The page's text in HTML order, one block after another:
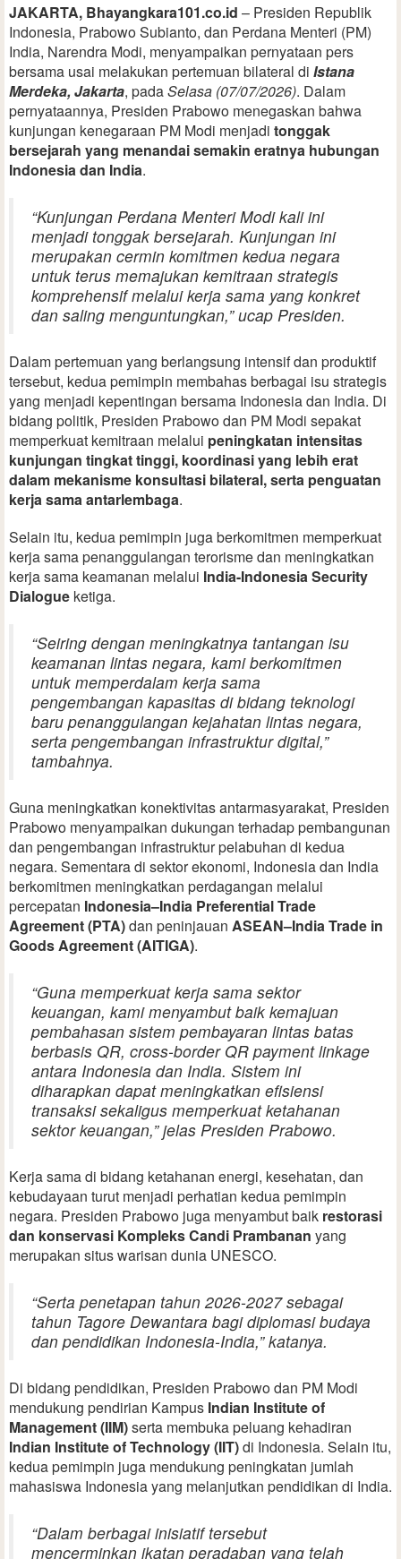
JAKARTA, Bhayangkara101.co.id – Presiden Republik
Indonesia, Prabowo Subianto, dan Perdana Menteri (PM)
India, Narendra Modi, menyampaikan pernyataan pers
bersama usai melakukan pertemuan bilateral di Istana
Merdeka, Jakarta, padaSelasa (07/07/2026). Dalam
pernyataannya, Presiden Prabowo menegaskan bahwa
kunjungan kenegaraan PM Modi menjadi tonggak
bersejarah yang menandai semakin eratnya hubungan
Indonesia dan India.
“Kunjungan Perdana Menteri Modi kali ini
menjadi tonggak bersejarah. Kunjungan ini
merupakan cermin komitmen kedua negara
untuk terus memajukan kemitraan strategis
komprehensif melalui kerja sama yang konkret
dan saling menguntungkan,” ucap Presiden.
Dalam pertemuan yang berlangsung intensif dan produktif
tersebut, kedua pemimpin membahas berbagai isu strategis
yang menjadi kepentingan bersama Indonesia dan India. Di
bidang politik, Presiden Prabowo dan PM Modi sepakat
memperkuat kemitraan melalui peningkatan intensitas
kunjungan tingkat tinggi, koordinasi yang lebih erat
dalam mekanisme konsultasi bilateral, serta penguatan
kerja sama antarlembaga.
Selain itu, kedua pemimpin juga berkomitmen memperkuat
kerja sama penanggulangan terorisme dan meningkatkan
kerja sama keamanan melalui India-Indonesia Security
Dialogue ketiga.
“Seiring dengan meningkatnya tantangan isu
keamanan lintas negara, kami berkomitmen
untuk memperdalam kerja sama
pengembangan kapasitas di bidang teknologi
baru penanggulangan kejahatan lintas negara,
serta pengembangan infrastruktur digital,”
tambahnya.
Guna meningkatkan konektivitas antarmasyarakat, Presiden
Prabowo menyampaikan dukungan terhadap pembangunan
dan pengembangan infrastruktur pelabuhan di kedua
negara. Sementara di sektor ekonomi, Indonesia dan India
berkomitmen meningkatkan perdagangan melalui
percepatan Indonesia–India Preferential Trade
Agreement (PTA)dan peninjauan ASEAN–India Trade in
Goods Agreement (AITIGA).
“Guna memperkuat kerja sama sektor
keuangan, kami menyambut baik kemajuan
pembahasan sistem pembayaran lintas batas
berbasis QR, cross-border QR payment linkage
antara Indonesia dan India. Sistem ini
diharapkan dapat meningkatkan efisiensi
transaksi sekaligus memperkuat ketahanan
sektor keuangan,” jelas Presiden Prabowo.
Kerja sama di bidang ketahanan energi, kesehatan, dan
kebudayaan turut menjadi perhatian kedua pemimpin
negara. Presiden Prabowo juga menyambut baik restorasi
dan konservasi Kompleks Candi Prambanan yang
merupakan situs warisan dunia UNESCO.
“Serta penetapan tahun 2026-2027 sebagai
tahun Tagore Dewantara bagi diplomasi budaya
dan pendidikan Indonesia-India,” katanya.
Di bidang pendidikan, Presiden Prabowo dan PM Modi
mendukung pendirian Kampus Indian Institute of
Management (IIM)serta membuka peluang kehadiran
Indian Institute of Technology (IIT)di Indonesia. Selain itu,
kedua pemimpin juga mendukung peningkatan jumlah
mahasiswa Indonesia yang melanjutkan pendidikan di India.
“Dalam berbagai inisiatif tersebut
mencerminkan ikatan peradaban yang telah